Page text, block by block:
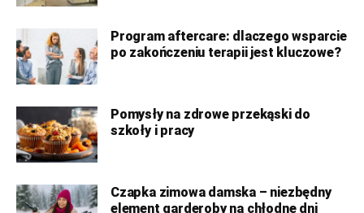
Program aftercare: dlaczego wsparcie
po zakończeniu terapii jest kluczowe?
Pomysły na zdrowe przekąski do
szkoły i pracy
Czapka zimowa damska – niezbędny
element garderoby na chłodne dni